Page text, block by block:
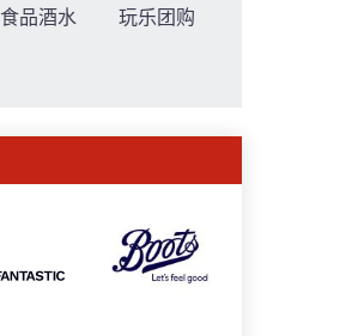
食品酒水 玩乐团购